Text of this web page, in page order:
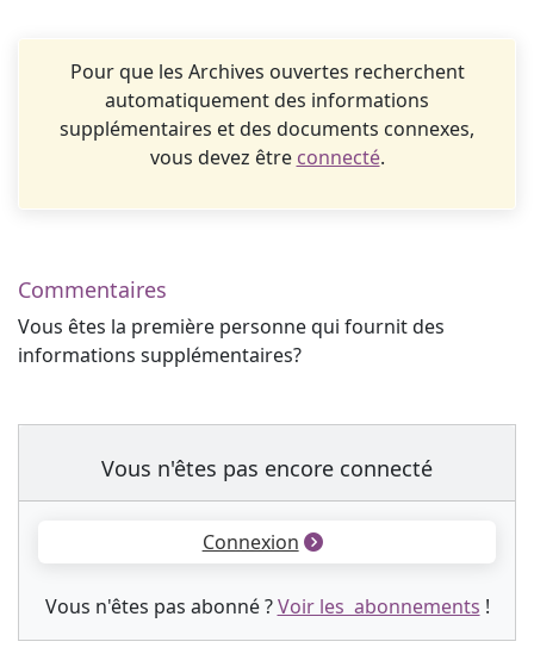
Pour que les Archives ouvertes recherchent
automatiquement des informations
supplémentaires et des documents connexes,
vous devez être connecté.
Commentaires
Vous êtes la première personne qui fournit des
informations supplémentaires?
Vous n'êtes pas encore connecté
Connexion
Vous n'êtes pas abonné ?Voir les abonnements !